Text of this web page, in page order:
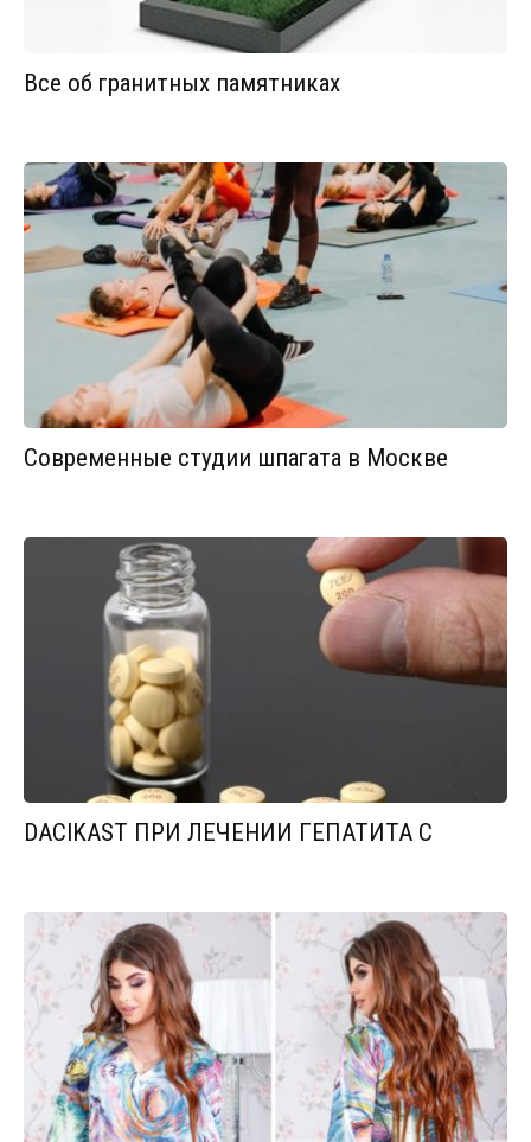
Все об гранитных памятниках
Современные студии шпагата в Москве
DACIKAST ПРИ ЛЕЧЕНИИ ГЕПАТИТА С